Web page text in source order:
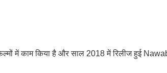
में काम किया है और साल 2018 में रिलीज हुई